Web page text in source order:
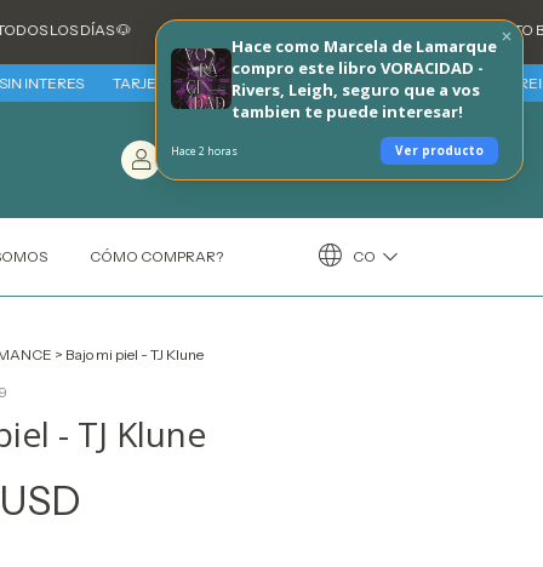
Hace como Marcela de Lamarque
compro este libro VORACIDAD -
Rivers, Leigh, seguro que a vos
tambien te puede interesar!
Hace 2 horas Ver producto
DÍAS 🐶 💳 3 CUOTAS SIN INTERES CON TARJETAS DE CREDITO
TARJETAS BBVA - VIERNES 7 Y SABADO 8 DE AGOSTO 30%
Entrá/
)
$0.00 USD
CÓMO COMPRAR? CO
> Bajo mi piel - TJ Klune
- TJ Klune